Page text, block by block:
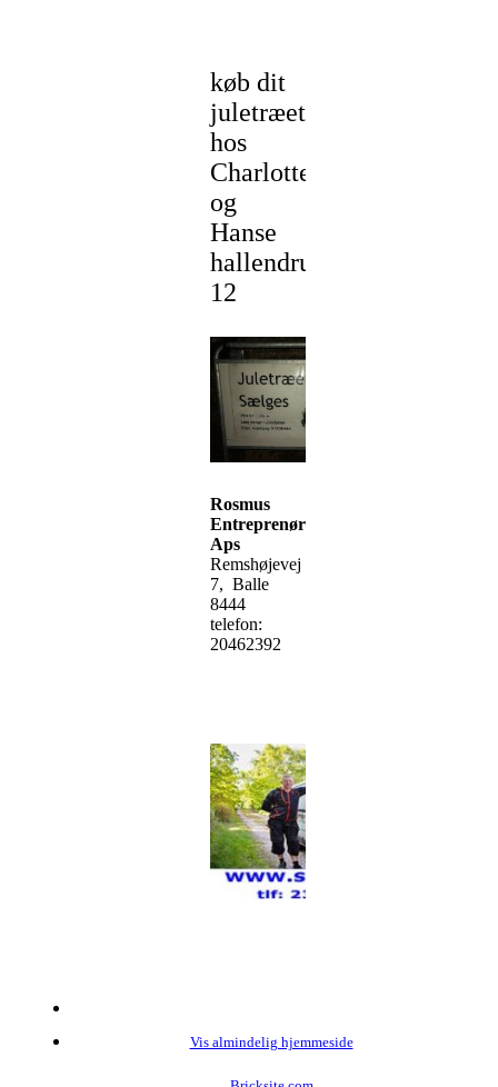
køb dit
juletræet
hos
Charlotte
og
Hanse
hallendrupvej
12
Rosmus
Entreprenørservice
Aps
Remshøjevej
7, Balle
8444
telefon:
20462392
Vis almindelig hjemmeside